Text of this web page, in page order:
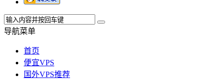
导航菜单
首页
便宜VPS
国外VPS推荐